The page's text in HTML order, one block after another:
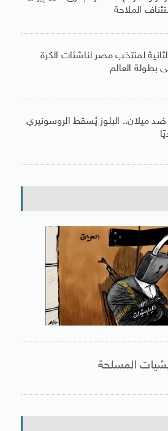
الملاحة
لمنتخب مصر لناشئات الكرة
بطولة العالم
ميلان.. البلوز يُسقط الروسونيري
المسلحة